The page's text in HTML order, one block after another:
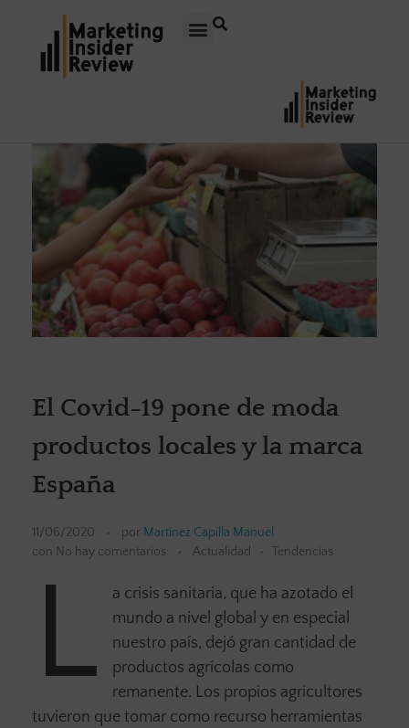
El Covid-19 pone de moda
productos locales y la marca
España
11/06/2020 por Martínez Capilla Manuel
con No hay comentarios Actualidad Tendencias
L
a crisis sanitaria, que ha azotado el
mundo a nivel global y en especial
nuestro país, dejó gran cantidad de
productos agrícolas como
remanente. Los propios agricultores
tuvieron que tomar como recurso herramientas